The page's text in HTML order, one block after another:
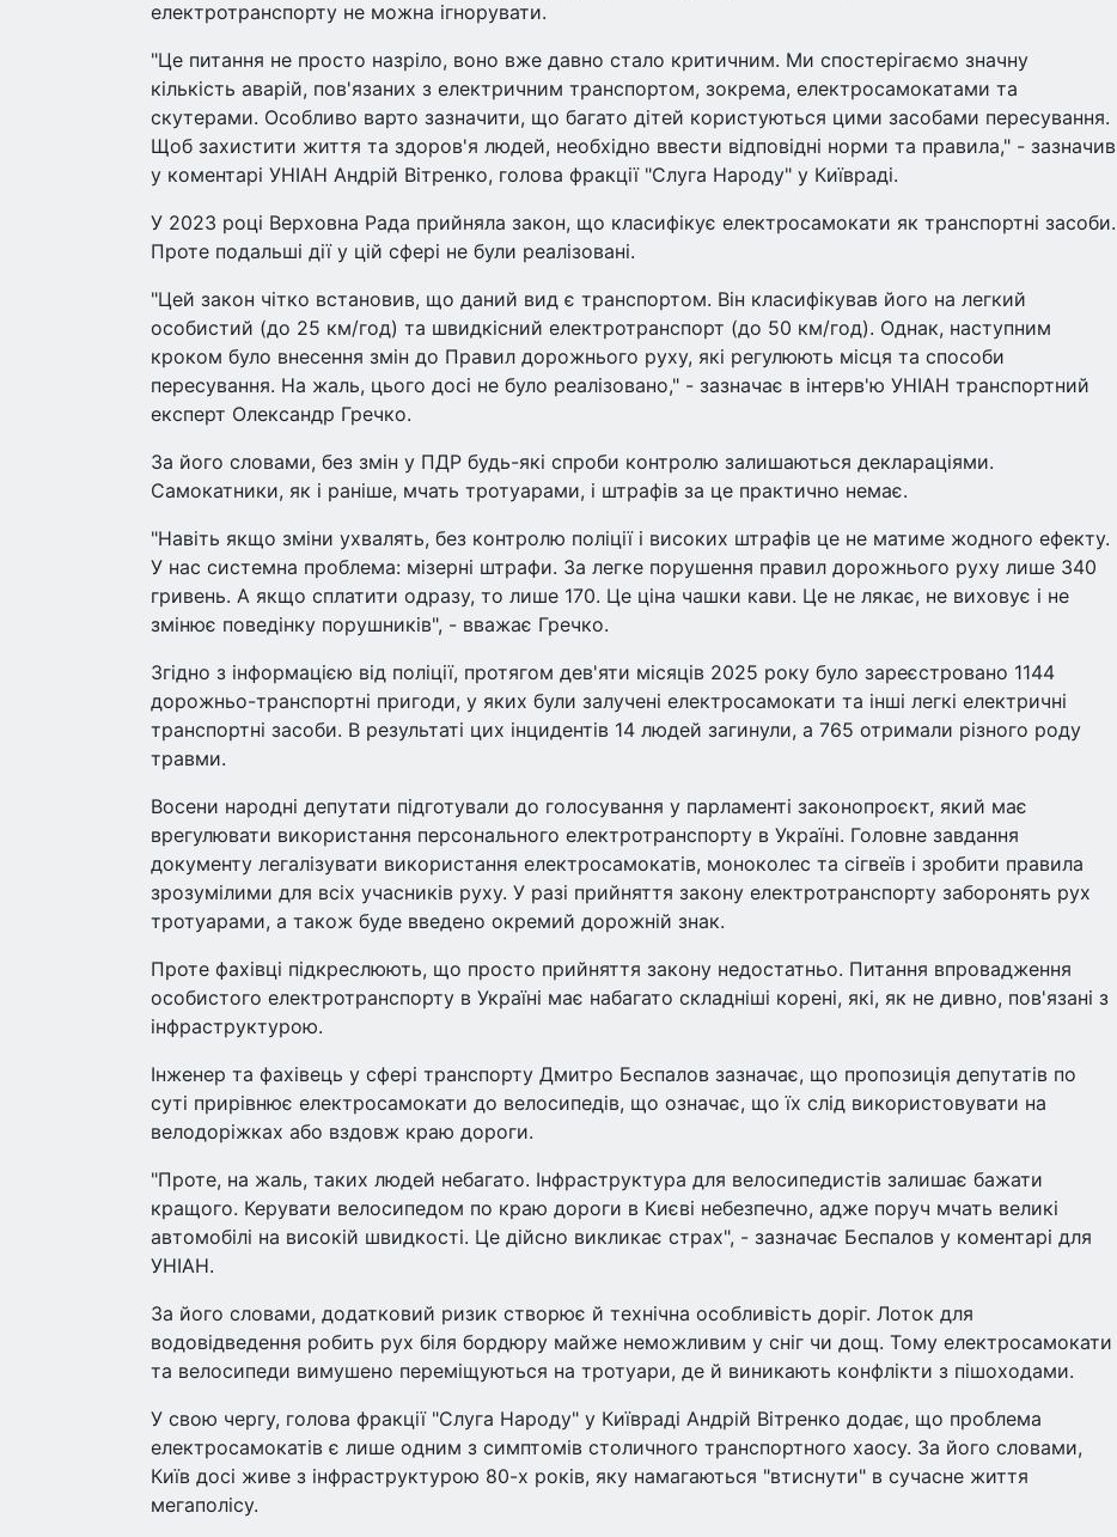
електротранспорту не можна ігнорувати.
"Це питання не просто назріло, воно вже давно стало критичним. Ми спостерігаємо значну
кількість аварій, пов'язаних з електричним транспортом, зокрема, електросамокатами та
скутерами. Особливо варто зазначити, що багато дітей користуються цими засобами пересування.
Щоб захистити життя та здоров'я людей, необхідно ввести відповідні норми та правила," - зазначив
у коментарі УНІАН Андрій Вітренко, голова фракції "Слуга Народу" у Київраді.
У 2023 році Верховна Рада прийняла закон, що класифікує електросамокати як транспортні засоби.
Проте подальші дії у цій сфері не були реалізовані.
"Цей закон чітко встановив, що даний вид є транспортом. Він класифікував його на легкий
особистий (до 25 км/год) та швидкісний електротранспорт (до 50 км/год). Однак, наступним
кроком було внесення змін до Правил дорожнього руху, які регулюють місця та способи
пересування. На жаль, цього досі не було реалізовано," - зазначає в інтерв'ю УНІАН транспортний
експерт Олександр Гречко.
За його словами, без змін у ПДР будь-які спроби контролю залишаються деклараціями.
Самокатники, як і раніше, мчать тротуарами, і штрафів за це практично немає.
"Навіть якщо зміни ухвалять, без контролю поліції і високих штрафів це не матиме жодного ефекту.
У нас системна проблема: мізерні штрафи. За легке порушення правил дорожнього руху лише 340
гривень. А якщо сплатити одразу, то лише 170. Це ціна чашки кави. Це не лякає, не виховує і не
змінює поведінку порушників", - вважає Гречко.
Згідно з інформацією від поліції, протягом дев'яти місяців 2025 року було зареєстровано 1144
дорожньо-транспортні пригоди, у яких були залучені електросамокати та інші легкі електричні
транспортні засоби. В результаті цих інцидентів 14 людей загинули, а 765 отримали різного роду
травми.
Восени народні депутати підготували до голосування у парламенті законопроєкт, який має
врегулювати використання персонального електротранспорту в Україні. Головне завдання
документу легалізувати використання електросамокатів, моноколес та сігвеїв і зробити правила
зрозумілими для всіх учасників руху. У разі прийняття закону електротранспорту заборонять рух
тротуарами, а також буде введено окремий дорожній знак.
Проте фахівці підкреслюють, що просто прийняття закону недостатньо. Питання впровадження
особистого електротранспорту в Україні має набагато складніші корені, які, як не дивно, пов'язані з
інфраструктурою.
Інженер та фахівець у сфері транспорту Дмитро Беспалов зазначає, що пропозиція депутатів по
суті прирівнює електросамокати до велосипедів, що означає, що їх слід використовувати на
велодоріжках або вздовж краю дороги.
"Проте, на жаль, таких людей небагато. Інфраструктура для велосипедистів залишає бажати
кращого. Керувати велосипедом по краю дороги в Києві небезпечно, адже поруч мчать великі
автомобілі на високій швидкості. Це дійсно викликає страх", - зазначає Беспалов у коментарі для
УНІАН.
За його словами, додатковий ризик створює й технічна особливість доріг. Лоток для
водовідведення робить рух біля бордюру майже неможливим у сніг чи дощ. Тому електросамокати
та велосипеди вимушено переміщуються на тротуари, де й виникають конфлікти з пішоходами.
У свою чергу, голова фракції "Слуга Народу" у Київраді Андрій Вітренко додає, що проблема
електросамокатів є лише одним з симптомів столичного транспортного хаосу. За його словами,
Київ досі живе з інфраструктурою 80-х років, яку намагаються "втиснути" в сучасне життя
мегаполісу.